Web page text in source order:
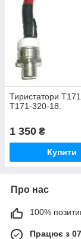
Тиристатори
Т171-320-18.
1 350 ₴
Купити
Про нас
100%
Працює з